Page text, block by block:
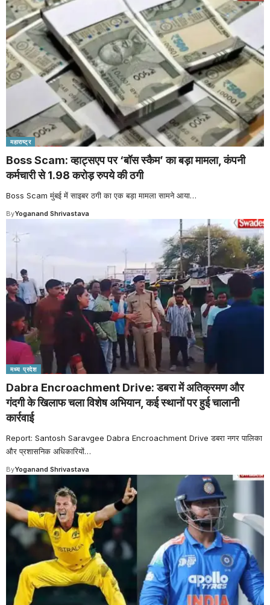
महाराष्ट्र
Boss Scam: व्हाट्सएप पर ‘बॉस स्कैम’ का बड़ा मामला, कंपनी
कर्मचारी से 1.98 करोड़ रुपये की ठगी
Boss Scam मुंबई में साइबर ठगी का एक बड़ा मामला सामने आया…
ByYoganand Shrivastava
मध्य प्रदेश
Dabra Encroachment Drive: डबरा में अतिक्रमण और
गंदगी के खिलाफ चला विशेष अभियान, कई स्थानों पर हुई चालानी
कार्रवाई
Report: Santosh Saravgee Dabra Encroachment Drive डबरा नगर पालिका
और प्रशासनिक अधिकारियों…
ByYoganand Shrivastava